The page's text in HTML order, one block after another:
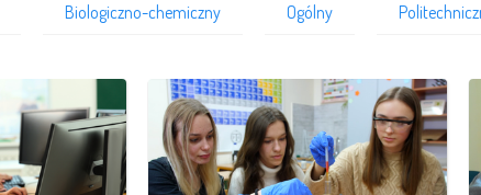
Biologiczno-chemiczny Ogólny